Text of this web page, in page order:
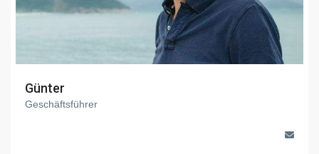
Günter
Geschäftsführer